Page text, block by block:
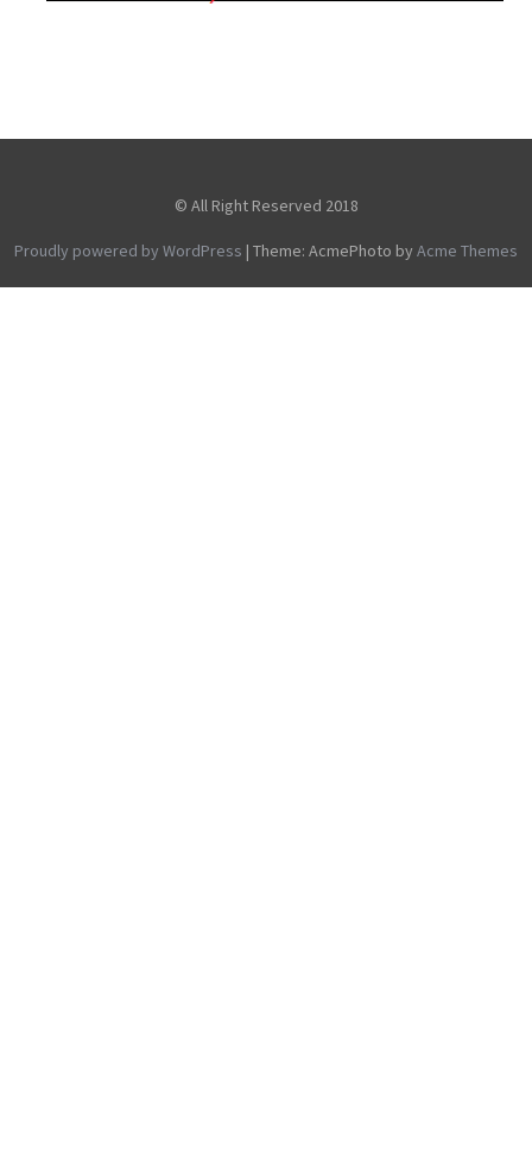
© All Right Reserved 2018
Proudly powered by WordPress | Theme: AcmePhoto by Acme Themes